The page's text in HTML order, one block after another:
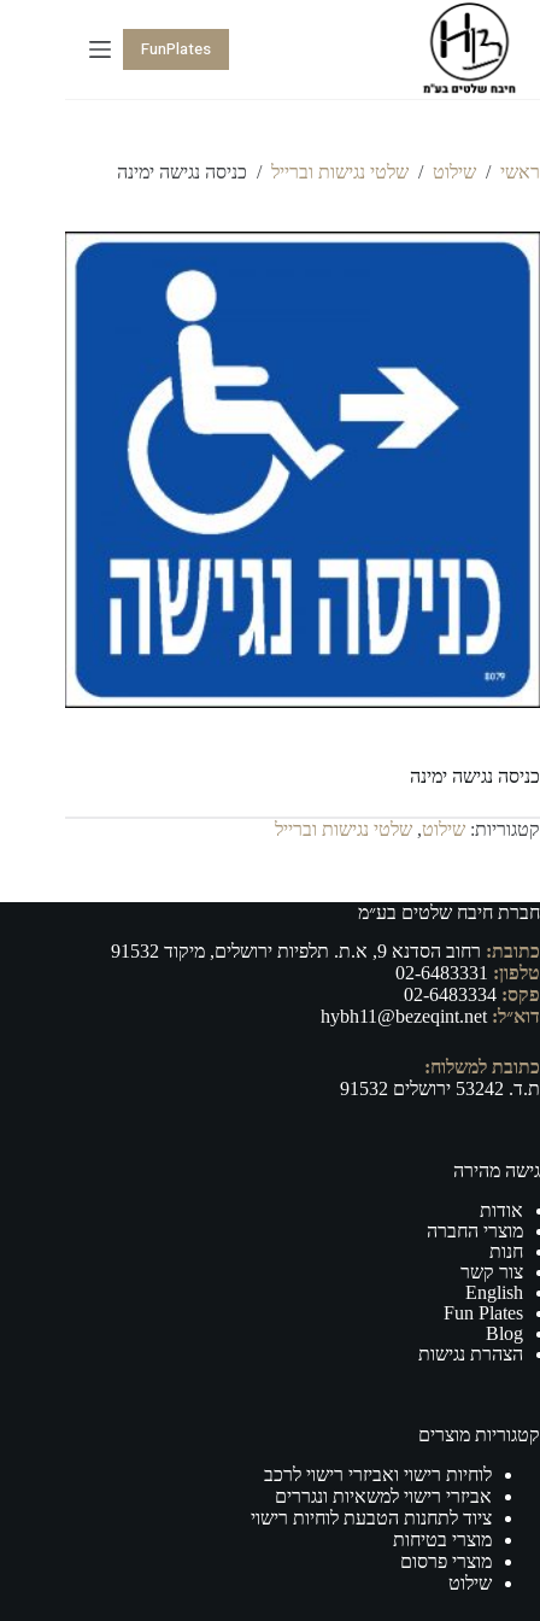
FunPlates
ראשי / שילוט / שלטי נגישות וברייל / כניסה נגישה ימינה
כניסה נגישה ימינה
קטגוריות: שילוט, שלטי נגישות וברייל
חברת חיבח שלטים בע״מ
כתובת: רחוב הסדנא 9, א.ת. תלפיות ירושלים, מיקוד 91532
טלפון: 02-6483331
פקס:
דוא״ל: hybh11@bezeqint.net
כתובת למשלוח:
ת.ד. 53242 ירושלים 91532
גישה מהירה
אודות
מוצרי החברה
חנות
צור קשר
English
Fun Plates
Blog
הצהרת נגישות
קטגוריות מוצרים
לוחיות רישוי ואביזרי רישוי לרכב
אביזרי רישוי למשאיות ונגררים
ציוד לתחנות הטבעת לוחיות רישוי
מוצרי בטיחות
מוצרי פרסום
שילוט